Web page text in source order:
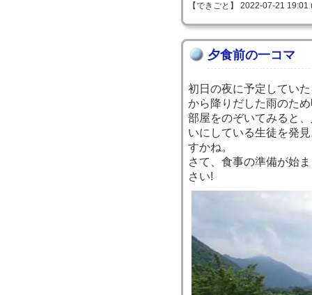
【できごと】 2022-07-21
夕食前の一コマ
初日の夜に予定してい
から降りだした雨のた
部屋をのぞいてみると
いにしている生徒を発
すかね。
さて、食事の準備が始
さい!